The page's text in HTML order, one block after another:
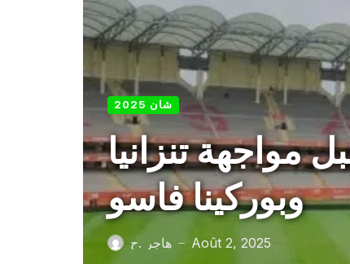
شان 2025
مواجهة تنزانيا
وبوركينا فاسو
هاجر .ح — Août 2, 2025